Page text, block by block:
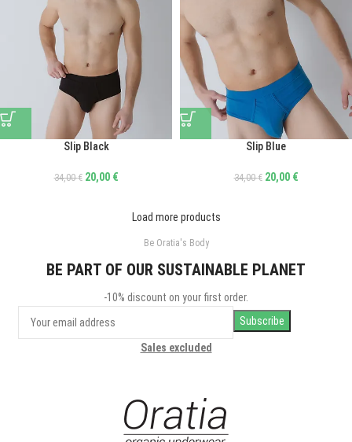
Slip Black
34,00€ 20,00 €
Slip Blue
34,00€ 20,00 €
Load more products
Be Oratia's Body
BE PART OF OUR SUSTAINABLE PLANET
-10% discount on your first order.
Sales excluded